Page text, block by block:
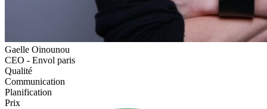
Gaelle Oinounou
CEO - Envol paris
Qualité
Communication
Planification
Prix